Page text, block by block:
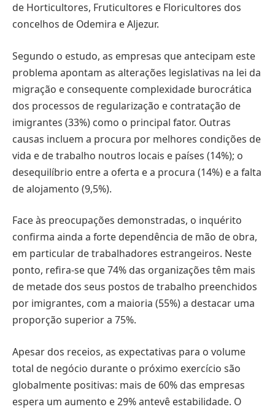
de Horticultores, Fruticultores e Floricultores dos
concelhos de Odemira e Aljezur.
Segundo o estudo, as empresas que antecipam este
problema apontam as alterações legislativas na lei da
migração e consequente complexidade burocrática
dos processos de regularização e contratação de
imigrantes (33%) como o principal fator. Outras
causas incluem a procura por melhores condições de
vida e de trabalho noutros locais e países (14%); o
desequilíbrio entre a oferta e a procura (14%) e a falta
de alojamento (9,5%).
Face às preocupações demonstradas, o inquérito
confirma ainda a forte dependência de mão de obra,
em particular de trabalhadores estrangeiros. Neste
ponto, refira-se que 74% das organizações têm mais
de metade dos seus postos de trabalho preenchidos
por imigrantes, com a maioria (55%) a destacar uma
proporção superior a 75%.
Apesar dos receios, as expectativas para o volume
total de negócio durante o próximo exercício são
globalmente positivas: mais de 60% das empresas
espera um aumento e 29% antevê estabilidade. O